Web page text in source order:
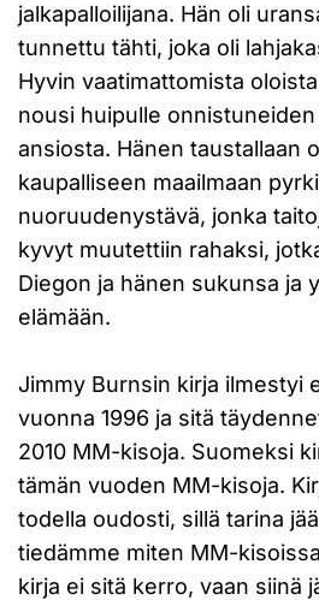
jalkapalloilijana. Hän oli
tunnettu tähti, joka oli
Hyvin vaatimattomista
nousi huipulle
ansiosta. Hänen taustallaan
kaupalliseen maailmaan
nuoruudenystävä, jonka
kyvyt muutettiin rahaksi,
Diegon ja hänen sukunsa ja
elämään.
Jimmy Burnsin kirja ilmestyi
vuonna 1996 ja sitä
2010 MM-kisoja. Suomeksi
tämän vuoden MM-kisoja.
todella oudosti, sillä tarina
tiedämme miten MM-
kirja ei sitä kerro, vaan siinä